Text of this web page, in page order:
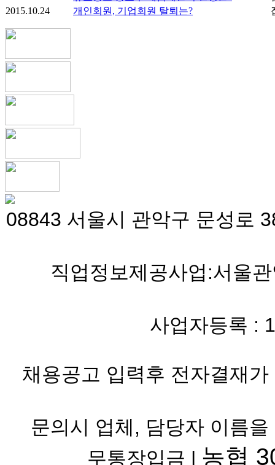
2015.10.24
개인회원, 기업회원 탈퇴는?
08843 서울시 관악구 문성로
직업정보제공사업:서울
사업자등록 :
채용공고 입력후 전자결재
문의시 업체, 담당자 이름
무통장입금 | 농협